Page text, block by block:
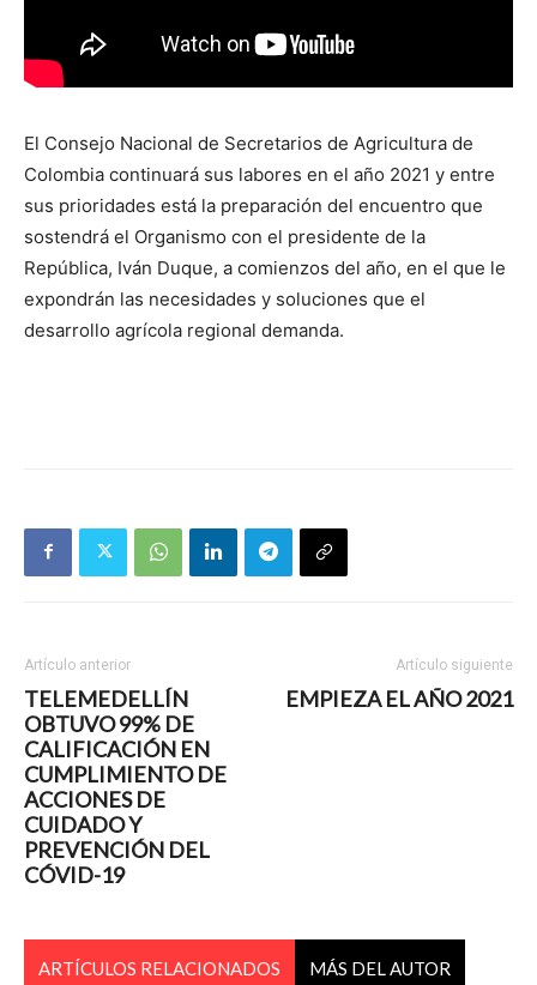
El Consejo Nacional de Secretarios de Agricultura de
Colombia continuará sus labores en el año 2021 y entre
sus prioridades está la preparación del encuentro que
sostendrá el Organismo con el presidente de la
República, Iván Duque, a comienzos del año, en el que le
expondrán las necesidades y soluciones que el
desarrollo agrícola regional demanda.
Artículo anterior
TELEMEDELLÍN
OBTUVO 99% DE
CALIFICACIÓN EN
CUMPLIMIENTO DE
ACCIONES DE
CUIDADO Y
PREVENCIÓN DEL
CÓVID-19
Artículo siguiente
EMPIEZA EL AÑO 2021
ARTÍCULOS RELACIONADOS MÁS DEL AUTOR